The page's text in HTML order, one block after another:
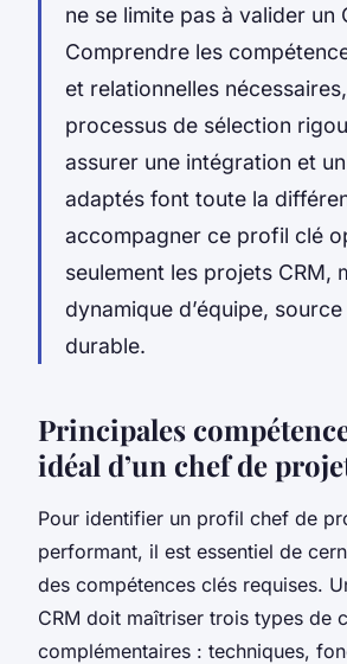
ne se limite pas à valider un
Comprendre les
et relationnelles
processus de sélection
assurer une intégration et
adaptés font toute la
accompagner ce profil clé
seulement les projets CRM,
dynamique d’équipe,
durable.
Principales
idéal d’un chef de
Pour identifier un profil chef de
performant, il est essentiel de
des compétences clés requises.
CRM doit maîtriser trois types de
complémentaires : techniques,